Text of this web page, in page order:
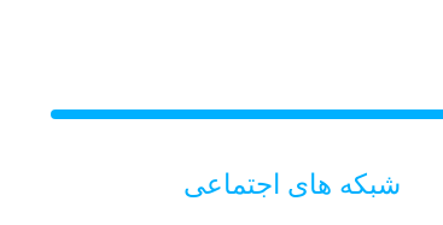
شبکه های اجتماعی